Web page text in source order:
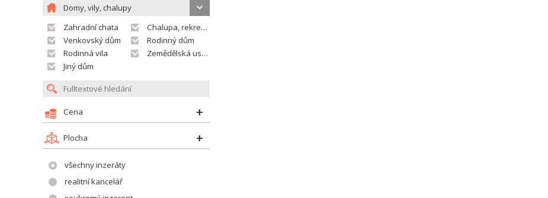
Domy, vily, chalupy
Zahradní chata
Chalupa, rekreační domek
Venkovský dům
Rodinný dům
Rodinná vila
Zemědělská usedlost
Jiný dům
Cena
Plocha
všechny inzeráty
realitní kancelář